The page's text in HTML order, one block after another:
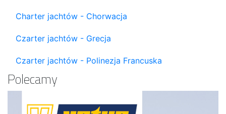
Charter jachtów - Chorwacja
Czarter jachtów - Grecja
Czarter jachtów - Polinezja Francuska
Polecamy